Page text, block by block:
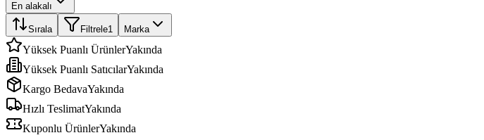
En alakalı
Sırala Filtrele1 Marka
Yüksek Puanlı ÜrünlerYakında
Yüksek Puanlı SatıcılarYakında
Kargo BedavaYakında
Hızlı TeslimatYakında
Kuponlu ÜrünlerYakında